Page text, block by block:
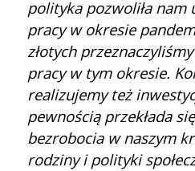
polityka pozwoliła
pracy w okresie
złotych
pracy w tym okresie.
realizujemy też
pewnością przekłada
bezrobocia w naszym
rodziny i polityki